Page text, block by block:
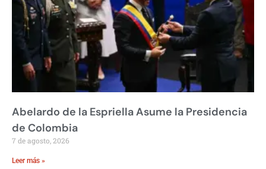
Abelardo de la Espriella Asume la Presidencia
de Colombia
7 de agosto, 2026
Leer más »